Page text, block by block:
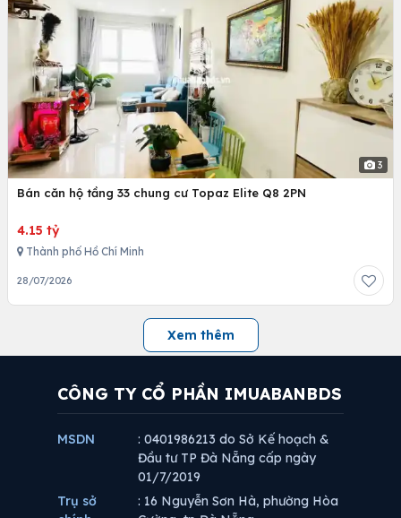
3
Bán căn hộ tầng 33 chung cư Topaz Elite Q8 2PN
4.15 tỷ
Thành phố Hồ Chí Minh
28/07/2026
Xem thêm
CÔNG TY CỔ PHẦN IMUABANBDS
MSDN
: 0401986213 do Sở Kế hoạch &
Đầu tư TP Đà Nẵng cấp ngày
01/7/2019
Trụ sở
: 16 Nguyễn Sơn Hà, phường Hòa